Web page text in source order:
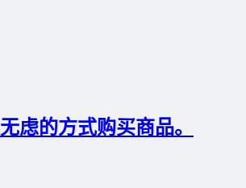
虑的方式购买商品。